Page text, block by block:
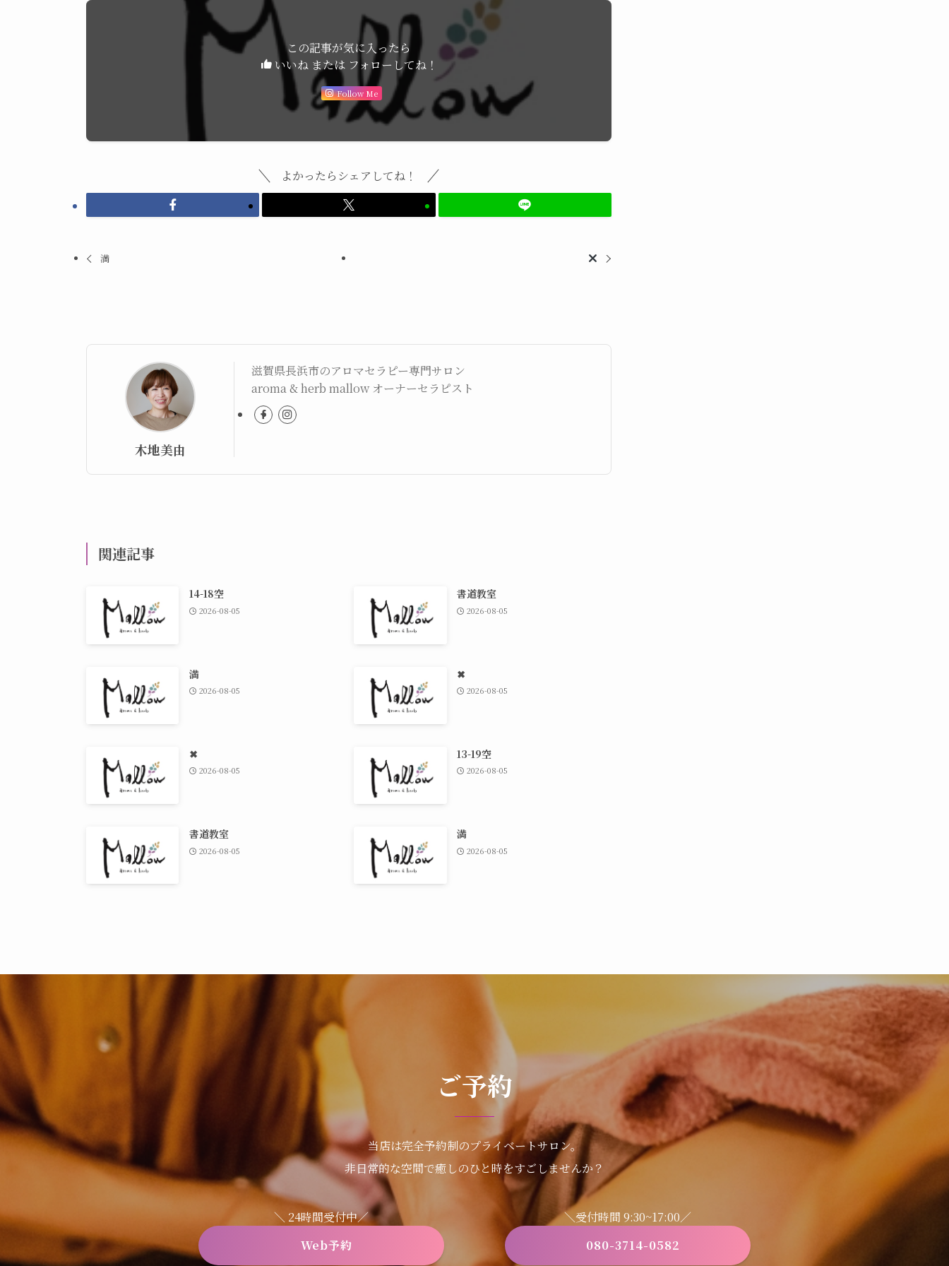
この記事が気に入ったら
いいね または フォローしてね！
Follow Me
よかったらシェアしてね！
満
木地美由
滋賀県長浜市のアロマセラピー専門サロン
aroma & herb mallow オーナーセラピスト
関連記事
14-18空
2026-08-05
書道教室
2026-08-05
満
2026-08-05
✖
2026-08-05
✖
2026-08-05
13-19空
2026-08-05
書道教室
2026-08-05
満
2026-08-05
ご予約
当店は完全予約制のプライベートサロン。
非日常的な空間で癒しのひと時をすごしませんか？
＼ 24時間受付中／
Web予約
＼受付時間 9:30~17:00／
080-3714-0582